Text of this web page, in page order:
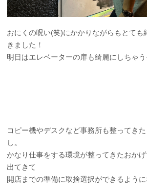
おにくの呪い(笑)にかかりながらもとても
きました！
明日はエレベーターの扉も綺麗にしちゃう
コピー機やデスクなど事務所も整ってき
し。
かなり仕事をする環境が整ってきたおか
出てきて
開店までの準備に取捨選択ができるように